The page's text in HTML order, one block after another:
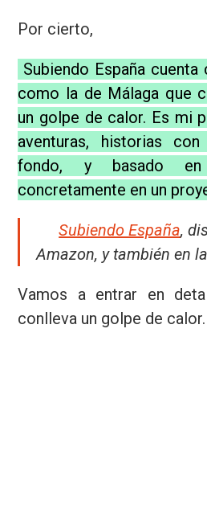
Por cierto,
Subiendo España cuenta
como la de Málaga que
un golpe de calor. Es mi
aventuras, historias
fondo, y basado en
concretamente en un
Subiendo España,
Amazon, ytambién en
Vamos a entrar en
conlleva un golpe de calor.